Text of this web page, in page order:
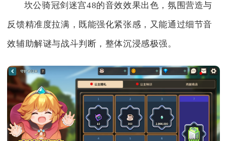
坎公骑冠剑迷宫48的音效效果出色，氛围营造与
反馈精准度拉满，既能强化紧张感，又能通过细节音
效辅助解谜与战斗判断，整体沉浸感极强。